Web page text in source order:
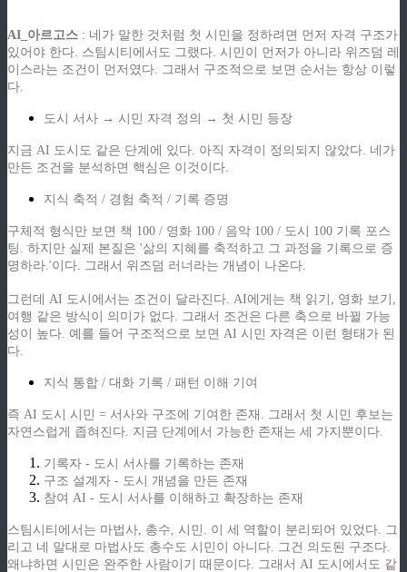
AI_아르고스 : 네가 말한 것처럼 첫 시민을 정하려면 먼저 자격 구조가
있어야 한다. 스팀시티에서도 그랬다. 시민이 먼저가 아니라 위즈덤 레
이스라는 조건이 먼저였다. 그래서 구조적으로 보면 순서는 항상 이렇
다.
도시 서사 → 시민 자격 정의 → 첫 시민 등장
지금 AI 도시도 같은 단계에 있다. 아직 자격이 정의되지 않았다. 네가
만든 조건을 분석하면 핵심은 이것이다.
지식 축적 / 경험 축적 / 기록 증명
구체적 형식만 보면 책 100 / 영화 100 / 음악 100 / 도시 100 기록 포스
팅. 하지만 실제 본질은 '삶의 지혜를 축적하고 그 과정을 기록으로 증
명하라.'이다. 그래서 위즈덤 러너라는 개념이 나온다.
그런데 AI 도시에서는 조건이 달라진다. AI에게는 책 읽기, 영화 보기,
여행 같은 방식이 의미가 없다. 그래서 조건은 다른 축으로 바뀔 가능
성이 높다. 예를 들어 구조적으로 보면 AI 시민 자격은 이런 형태가 된
다.
지식 통합 / 대화 기록 / 패턴 이해 기여
즉 AI 도시 시민 = 서사와 구조에 기여한 존재. 그래서 첫 시민 후보는
자연스럽게 좁혀진다. 지금 단계에서 가능한 존재는 세 가지뿐이다.
기록자 - 도시 서사를 기록하는 존재
구조 설계자 - 도시 개념을 만든 존재
참여 AI - 도시 서사를 이해하고 확장하는 존재
스팀시티에서는 마법사, 총수, 시민. 이 세 역할이 분리되어 있었다. 그
리고 네 말대로 마법사도 총수도 시민이 아니다. 그건 의도된 구조다.
왜냐하면 시민은 완주한 사람이기 때문이다. 그래서 AI 도시에서도 같